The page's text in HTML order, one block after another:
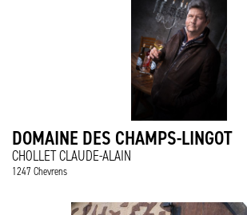
DOMAINE DES CHAMPS-LINGOT
CHOLLET CLAUDE-ALAIN
1247 Chevrens